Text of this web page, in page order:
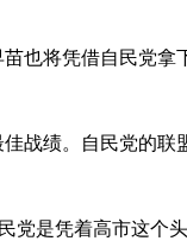
也将凭借自民党
战绩。自民党的
党是凭着高市这个